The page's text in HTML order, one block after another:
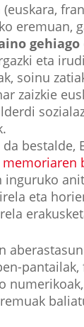
eremuan,
gehiago
eta
soinu
zaizkie
bestalde,
memoriaren
inguruko
eta